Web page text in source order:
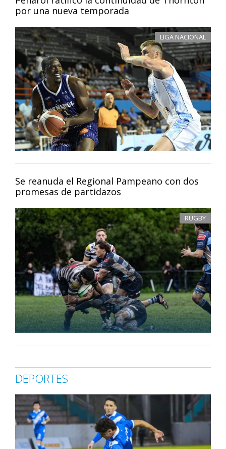
por una nueva temporada
LIGA NACIONAL
Se reanuda el Regional Pampeano con dos
promesas de partidazos
RUGBY
DEPORTES